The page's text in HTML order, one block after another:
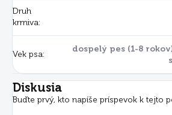
Druh
krmiva:
Vek psa:
dospelý pes (1-8
Diskusia
Buďte prvý, kto napíše príspevok k tejto